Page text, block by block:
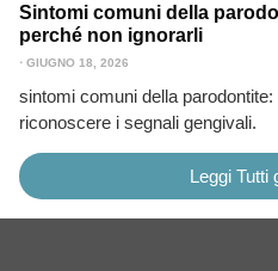
Sintomi comuni della
perché non ignorarli
⋅ GIUGNO 18, 2026
sintomi comuni della
riconoscere i segnali gengivali.
Leggi Tutti